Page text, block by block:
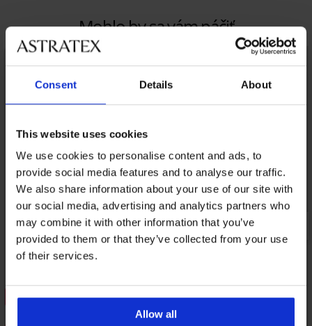
Consent Details About
This website uses cookies
We use cookies to personalise content and ads, to
provide social media features and to analyse our traffic.
We also share information about your use of our site with
our social media, advertising and analytics partners who
may combine it with other information that you’ve
provided to them or that they’ve collected from your use
of their services.
Allow all
Mohlo by sa vám páčiť
Výpredaj